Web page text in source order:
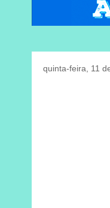
quinta-feira, 11